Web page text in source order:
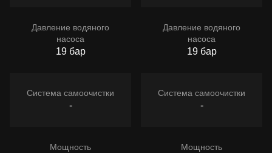
Давление водяного
насоса
19 бар
Система самоочистки
-
Мощность
Давление водяного
насоса
19 бар
Система самоочистки
-
Мощность